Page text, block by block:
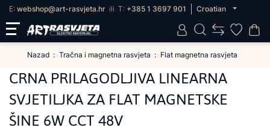
E: webshop@art-rasvjeta.hr ili T: +385 1 3697 901 Croatian
Nazad Tračna i magnetna rasvjeta Flat magnetna rasvjeta
CRNA PRILAGODLJIVA LINEARNA
SVJETILJKA ZA FLAT MAGNETSKE
ŠINE 6W CCT 48V